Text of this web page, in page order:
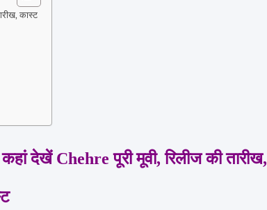
कास्ट
देखें Chehre पूरी मूवी, रिलीज की तारीख,